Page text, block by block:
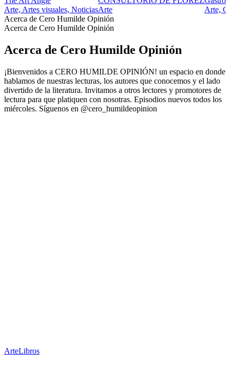
Arte, Artes visuales, NoticiasArte
Arte,
Acerca de Cero Humilde Opinión
Acerca de Cero Humilde Opinión
Acerca de Cero Humilde Opinión
¡Bienvenidos a CERO HUMILDE OPINIÓN! un espacio en donde
hablamos de nuestras lecturas, los autores que conocemos y el lado
divertido de la literatura. Invitamos a otros lectores y promotores de
lectura para que platiquen con nosotras. Episodios nuevos todos los
miércoles. Síguenos en @cero_humildeopinion
ArteLibros